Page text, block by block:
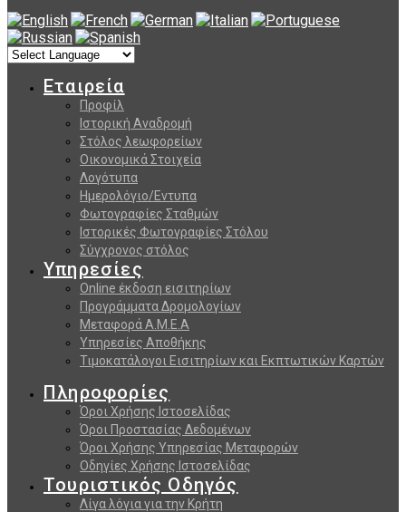
Εταιρεία
Προφίλ
Ιστορική Αναδρομή
Στόλος λεωφορείων
Οικονομικά Στοιχεία
Λογότυπα
Ημερολόγιο/Εντυπα
Φωτογραφίες Σταθμών
Ιστορικές Φωτογραφίες Στόλου
Σύγχρονος στόλος
Υπηρεσίες
Online έκδοση εισιτηρίων
Προγράμματα Δρομολογίων
Μεταφορά Α.Μ.Ε.Α
Υπηρεσίες Αποθήκης
Τιμοκατάλογοι Εισιτηρίων και Εκπτωτικών Καρτών
Πληροφορίες
Όροι Χρήσης Ιστοσελίδας
Όροι Προστασίας Δεδομένων
Όροι Χρήσης Υπηρεσίας Μεταφορών
Οδηγίες Χρήσης Ιστοσελίδας
Τουριστικός Οδηγός
Λίγα λόγια για την Κρήτη